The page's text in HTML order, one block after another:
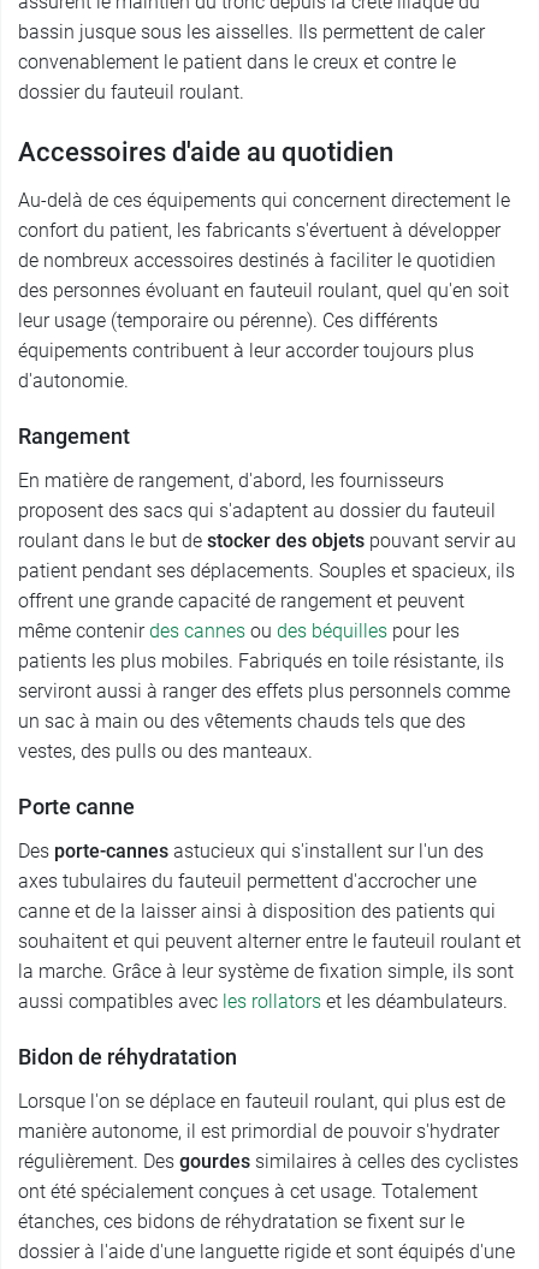
bassin jusque sous les aisselles. Ils permettent de caler
convenablement le patient dans le creux et contre le
dossier du fauteuil roulant.
Accessoires d'aide au quotidien
Au-delà de ces équipements qui concernent directement le
confort du patient, les fabricants s'évertuent à développer
de nombreux accessoires destinés à faciliter le quotidien
des personnes évoluant en fauteuil roulant, quel qu'en soit
leur usage (temporaire ou pérenne). Ces différents
équipements contribuent à leur accorder toujours plus
d'autonomie.
Rangement
En matière de rangement, d'abord, les fournisseurs
proposent des sacs qui s'adaptent au dossier du fauteuil
roulant dans le but de stocker des objets pouvant servir au
patient pendant ses déplacements. Souples et spacieux, ils
offrent une grande capacité de rangement et peuvent
même contenirdes cannes ou des béquilles pour les
patients les plus mobiles. Fabriqués en toile résistante, ils
serviront aussi à ranger des effets plus personnels comme
un sac à main ou des vêtements chauds tels que des
vestes, des pulls ou des manteaux.
Porte canne
Des porte-cannes astucieux qui s'installent sur l'un des
axes tubulaires du fauteuil permettent d'accrocher une
canne et de la laisser ainsi à disposition des patients qui
souhaitent et qui peuvent alterner entre le fauteuil roulant et
la marche. Grâce à leur système de fixation simple, ils sont
aussi compatibles avec les rollators et les déambulateurs.
Bidon de réhydratation
Lorsque l'on se déplace en fauteuil roulant, qui plus est de
manière autonome, il est primordial de pouvoir s'hydrater
régulièrement. Des gourdes similaires à celles des cyclistes
ont été spécialement conçues à cet usage. Totalement
étanches, ces bidons de réhydratation se fixent sur le
dossier à l'aide d'une languette rigide et sont équipés d'une